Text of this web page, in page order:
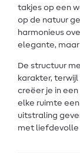
takjes op een
op de natuur
harmonieus
elegante,
De structuur
karakter,
creëer je in
elke ruimte
uitstraling
met liefdevolle